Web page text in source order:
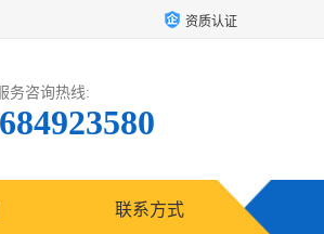
资质认证
务咨询热线:
联系方式